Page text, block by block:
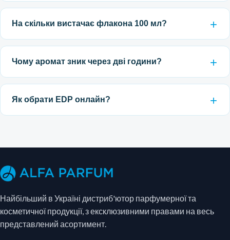
На скільки вистачає флакона 100 мл?
Чому аромат зник через дві години?
Як обрати EDP онлайн?
Найбільший в Україні дистриб'ютор парфумерної та
косметичної продукції, з ексклюзивними правами на весь
представлений асортимент.